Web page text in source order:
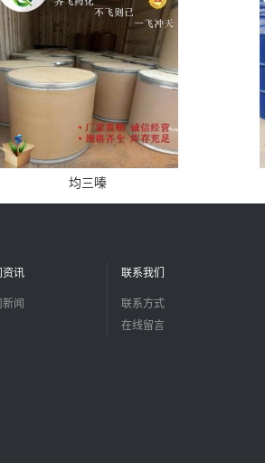
均三嗪
资讯
新闻
联系我们
联系方式
在线留言